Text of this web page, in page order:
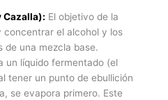
Cazalla): El objetivo de la
concentrar el alcohol y los
de una mezcla base.
un líquido fermentado (el
tener un punto de ebullición
se evapora primero. Este